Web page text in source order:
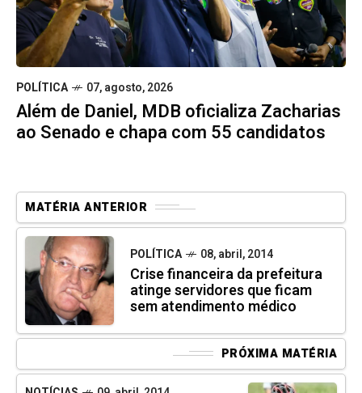
POLÍTICA 07, agosto, 2026
Além de Daniel, MDB oficializa Zacharias
ao Senado e chapa com 55 candidatos
MATÉRIA ANTERIOR
POLÍTICA 08, abril, 2014
Crise financeira da prefeitura
atinge servidores que ficam
sem atendimento médico
PRÓXIMA MATÉRIA